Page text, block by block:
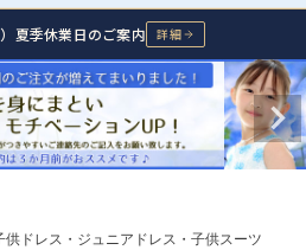
アイテムから探す
サイズで選ぶ→
シーンから探す
イズで絞り込む→
ご利用ガイド
実店舗・写真スタジオ
夏季休業日のご案内 詳細
ドレス・ジュニアドレス・子供スーツ